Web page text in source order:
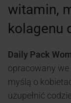
witamin,
kolagenu
Daily Pack
opracowany we
myślą o
uzupełnić